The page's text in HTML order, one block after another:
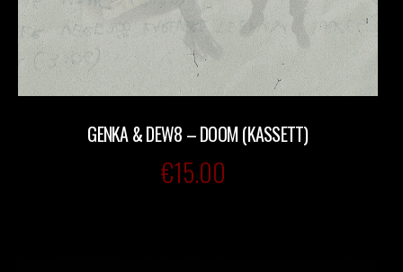
GENKA & DEW8 – DOOM (KASSETT)
€15.00